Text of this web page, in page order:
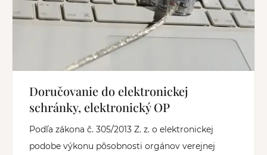
Doručovanie do elektronickej
schránky, elektronický OP
Podľa zákona č. 305/2013 Z. z. o elektronickej
podobe výkonu pôsobnosti orgánov verejnej